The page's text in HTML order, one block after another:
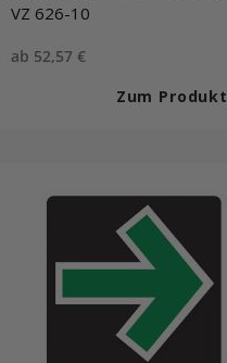
VZ 626-10
Sonderpreis
ab 52,57 €
Zum Produkt